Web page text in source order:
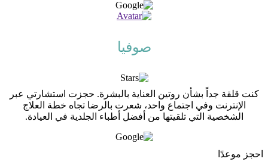
صوفيا
كنت قلقة جداً بشأن روتين العناية بالبشرة. حجزت استشارتي عبر
الإنترنت وفي اجتماع واحد، شعرت بالرضا تجاه خطة العلاج
الشخصية التي تلقيتها من أفضل أطباء الجلدية في العيادة.
احجز موعدًا